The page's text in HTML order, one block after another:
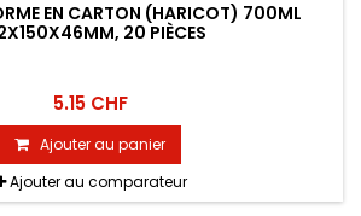
EN CARTON (HARICOT) 700ML
20 PIÈCES
5.15 CHF
Ajouter au panier
Ajouter au comparateur